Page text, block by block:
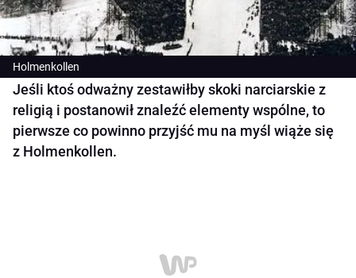
Holmenkollen
Jeśli ktoś odważny zestawiłby skoki narciarskie z
religią i postanowił znaleźć elementy wspólne, to
pierwsze co powinno przyjść mu na myśl wiąże się
z Holmenkollen.